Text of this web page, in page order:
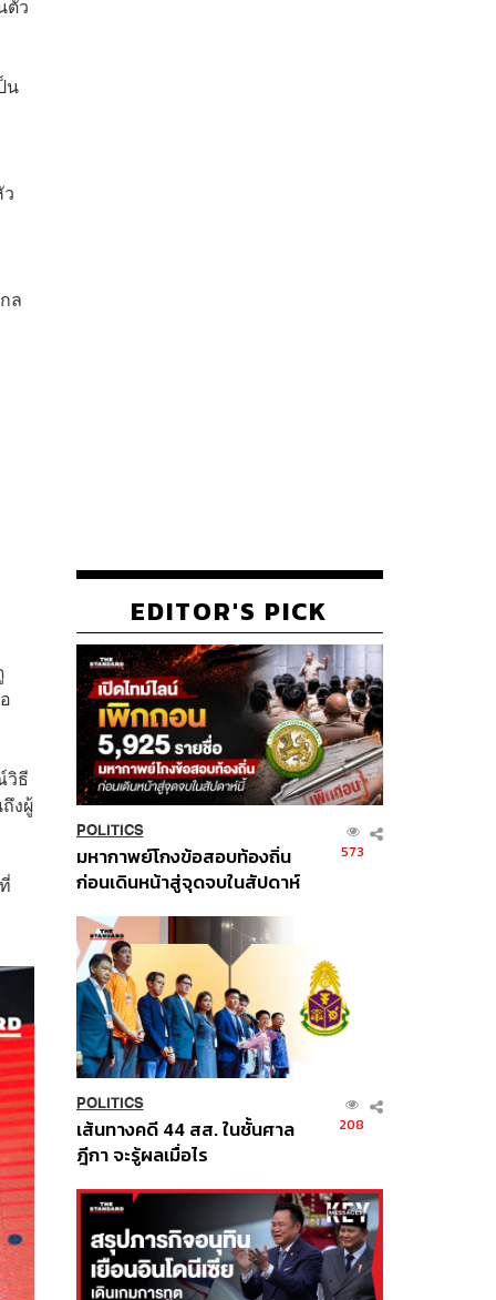
ตัว
น
ล
วิธี
งผู้
EDITOR'S PICK
POLITICS
มหากาพย์โกงข้อสอบท้องถิ่น
ก่อนเดินหน้าสู่จุดจบในสัปดาห์
573
POLITICS
เส้นทางคดี 44 สส. ในชั้นศาล
ฎีกา จะรู้ผลเมื่อไร
208